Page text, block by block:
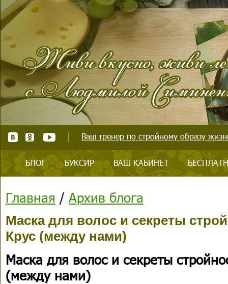
Ваш тренер по стройному образу
БЛОГ БУКСИР ВАШ КАБИНЕТ
Главная / Архив блога
Маска для волос и секреты
Крус (между нами)
Маска для волос и секреты
(между нами)